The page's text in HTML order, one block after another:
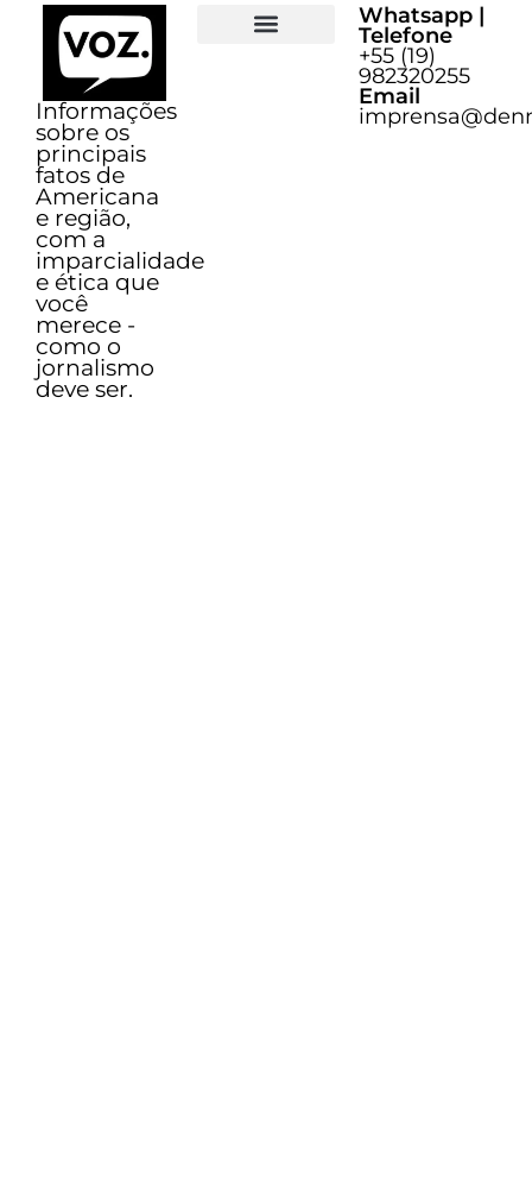
Informações
sobre os
principais
fatos de
Americana
e região,
com a
imparcialidade
e ética que
você
merece -
como o
jornalismo
deve ser.
Whatsapp |
Telefone
+55 (19)
982320255
Email